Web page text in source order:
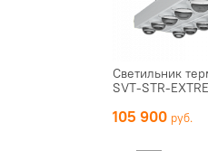
Светильник
SVT-STR-
105 900